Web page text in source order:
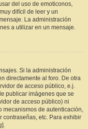
del uso de emoticonos,
difícil de leer y un
La administración
a utilizar en un mensaje.
Si la administración
directamente al foro. De otra
de acceso público, e.j.
publicar imágenes que se
de acceso público) ni
mecanismos de autenticación,
contraseñas, etc. Para exhibir